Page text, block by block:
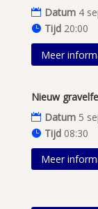
Datum 4
Tijd 20:00
Meer
Nieuw
Datum 5
Tijd 08:30
Meer